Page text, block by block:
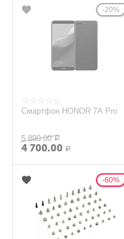
20%
Смартфон HONOR 7A Pro
5 890.00 Р
4 700.00 Р
60%